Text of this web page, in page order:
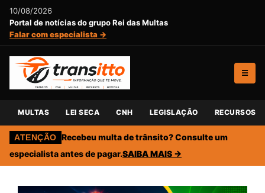
10/08/2026
Portal de notícias do grupo Rei das Multas
Falar com especialista →
☰
MULTAS LEI SECA CNH LEGISLAÇÃO RECURSOS
ATENÇÃO Recebeu multa de trânsito? Consulte um
especialista antes de pagar.SAIBA MAIS →